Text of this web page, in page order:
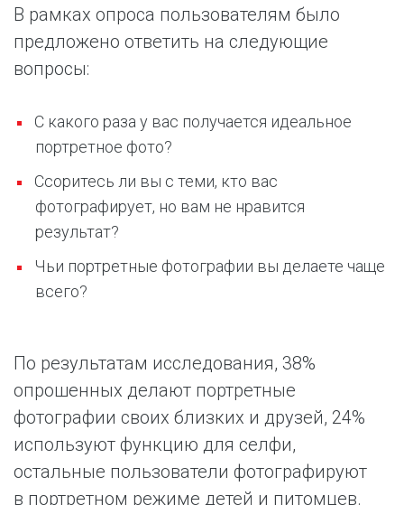
В рамках опроса пользователям было
предложено ответить на следующие
вопросы:
С какого раза у вас получается идеальное
портретное фото?
Ссоритесь ли вы с теми, кто вас
фотографирует, но вам не нравится
результат?
Чьи портретные фотографии вы делаете чаще
всего?
По результатам исследования, 38%
опрошенных делают портретные
фотографии своих близких и друзей, 24%
используют функцию для селфи,
остальные пользователи фотографируют
в портретном режиме детей и питомцев.